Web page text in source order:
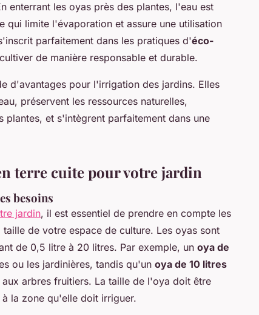
enterrant les oyas près des plantes, l'eau est
qui limite l'évaporation et assure une utilisation
parfaitement dans les pratiques d'éco-
de manière responsable et durable.
d'avantages pour l'irrigation des jardins. Elles
préservent les ressources naturelles,
et s'intègrent parfaitement dans une
terre cuite pour votre jardin
besoins
jardin, il est essentiel de prendre en compte les
de votre espace de culture. Les oyas sont
de 0,5 litre à 20 litres. Par exemple, un oya de
ou les jardinières, tandis qu'un oya de 10 litres
arbres fruitiers. La taille de l'oya doit être
la zone qu'elle doit irriguer.